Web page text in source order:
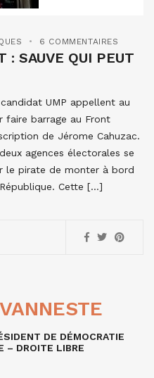
6 COMMENTAIRES
: SAUVE QUI PEUT
UMP appellent au
faire barrage au Front
de Jérome Cahuzac.
agences électorales se
le pirate de monter à bord
Cette […]
DE DÉMOCRATIE
– DROITE LIBRE